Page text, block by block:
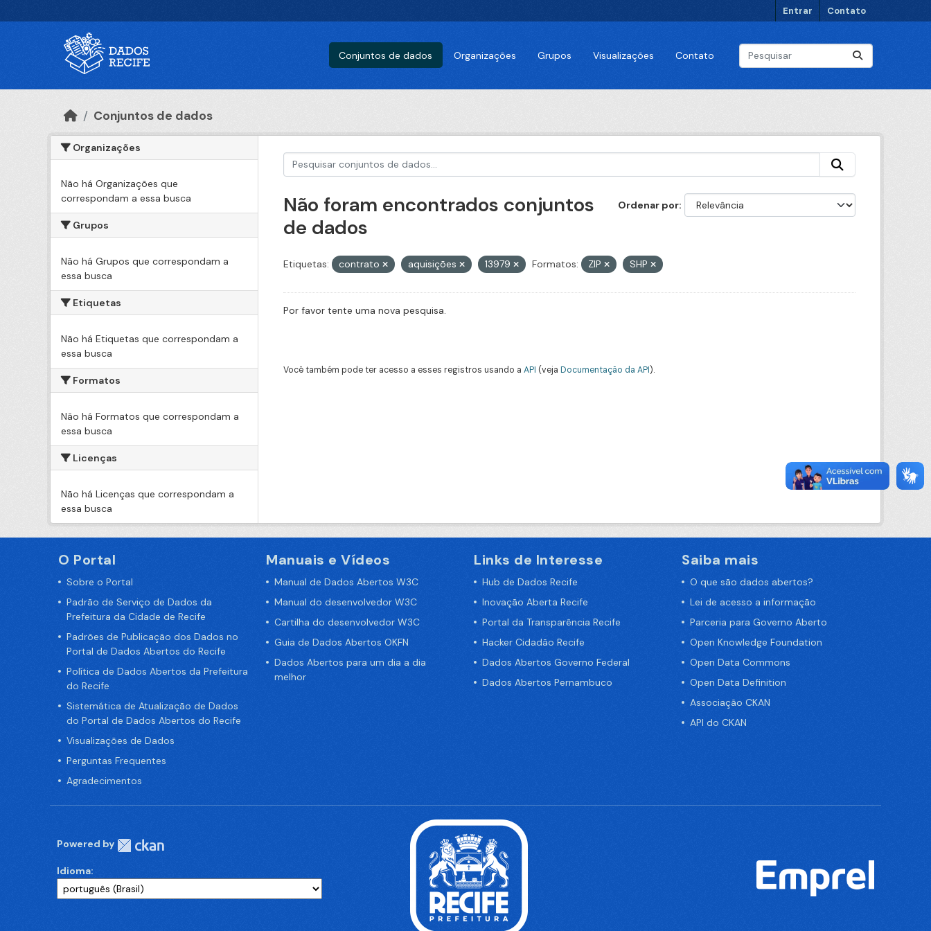
Entrar Contato
Conjuntos de dados Organizações Grupos Visualizações Contato
Conjuntos de dados
Organizações
Não há Organizações que
correspondam a essa busca
Grupos
Não há Grupos que correspondam a
essa busca
Etiquetas
Não há Etiquetas que correspondam a
essa busca
Formatos
Não há Formatos que correspondam a
essa busca
Licenças
Não há Licenças que correspondam a
essa busca
Ordenar por
Não foram encontrados conjuntos
de dados
Etiquetas: contrato aquisições 13979 Formatos: ZIP SHP
Por favor tente uma nova pesquisa.
Você também pode ter acesso a esses registros usando a API (veja Documentação da API).
O Portal
Sobre o Portal
Padrão de Serviço de Dados da
Prefeitura da Cidade de Recife
Padrões de Publicação dos Dados no
Portal de Dados Abertos do Recife
Política de Dados Abertos da Prefeitura
do Recife
Sistemática de Atualização de Dados
do Portal de Dados Abertos do Recife
Visualizações de Dados
Perguntas Frequentes
Agradecimentos
Manuais e Vídeos
Manual de Dados Abertos W3C
Manual do desenvolvedor W3C
Cartilha do desenvolvedor W3C
Guia de Dados Abertos OKFN
Dados Abertos para um dia a dia
melhor
Links de Interesse
Hub de Dados Recife
Inovação Aberta Recife
Portal da Transparência Recife
Hacker Cidadão Recife
Dados Abertos Governo Federal
Dados Abertos Pernambuco
Saiba mais
O que são dados abertos?
Lei de acesso a informação
Parceria para Governo Aberto
Open Knowledge Foundation
Open Data Commons
Open Data Definition
Associação CKAN
API do CKAN
Powered by
Idioma